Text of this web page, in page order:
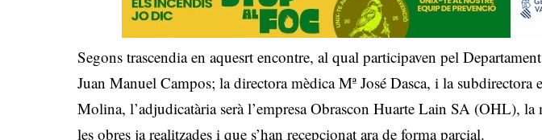
Segons trascendia en aquesrt encontre, al qual participaven pel
Juan Manuel Campos; la directora mèdica Mª José Dasca, i la subdirectora
Molina, l’adjudicatària serà l’empresa Obrascon Huarte Lain SA (OHL), la
les obres ja realitzades i que s’han recepcionat ara de forma parcial.